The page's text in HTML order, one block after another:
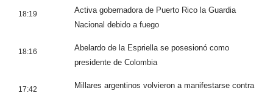
18:19
Activa gobernadora de Puerto Rico la Guardia
Nacional debido a fuego
18:16
Abelardo de la Espriella se posesionó como
presidente de Colombia
17:42
Millares argentinos volvieron a manifestarse contra